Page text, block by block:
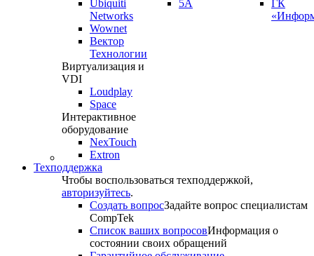
Ubiquiti
Networks
Wownet
Вектор
Технологии
Виртуализация и
VDI
Loudplay
Space
Интерактивное
оборудование
NexTouch
Extron
5A
ГК
Техподдержка
Чтобы воспользоваться техподдержкой,
авторизуйтесь.
Создать вопросЗадайте вопрос специалистам
CompTek
Список ваших вопросовИнформация о
состоянии своих обращений